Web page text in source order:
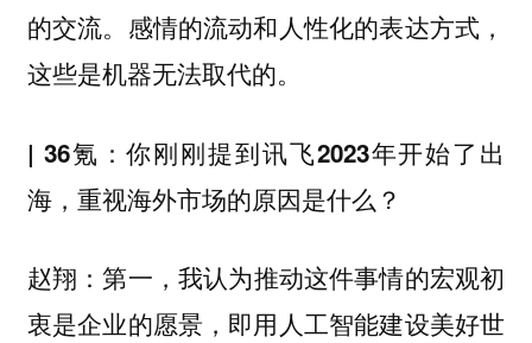
的交流。感情的流动和人性化的表达方式，
这些是机器无法取代的。
| 36氪：你刚刚提到讯飞2023年开始了出
海，重视海外市场的原因是什么？
赵翔：第一，我认为推动这件事情的宏观初
衷是企业的愿景，即用人工智能建设美好世